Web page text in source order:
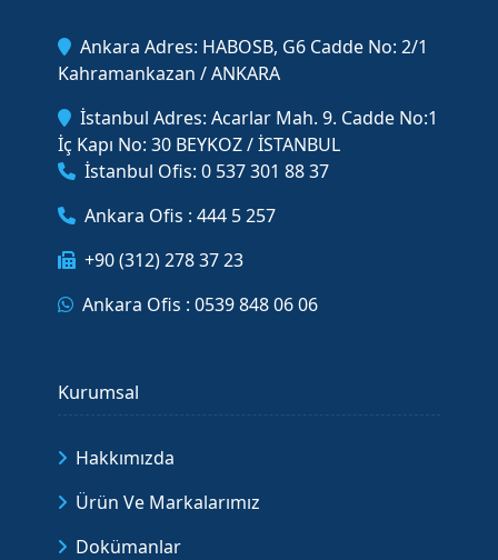
Ankara Adres: HABOSB, G6 Cadde No: 2/1
Kahramankazan / ANKARA
İstanbul Adres: Acarlar Mah. 9. Cadde No:1
İç Kapı No: 30 BEYKOZ / İSTANBUL
İstanbul Ofis: 0 537 301 88 37
Ankara Ofis : 444 5 257
+90 (312) 278 37 23
Ankara Ofis : 0539 848 06 06
Kurumsal
Hakkımızda
Ürün Ve Markalarımız
Dokümanlar